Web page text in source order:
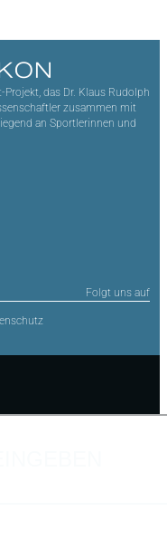
das Dr. Klaus Rudolph
zusammen mit
an Sportlerinnen und
Folgt uns auf